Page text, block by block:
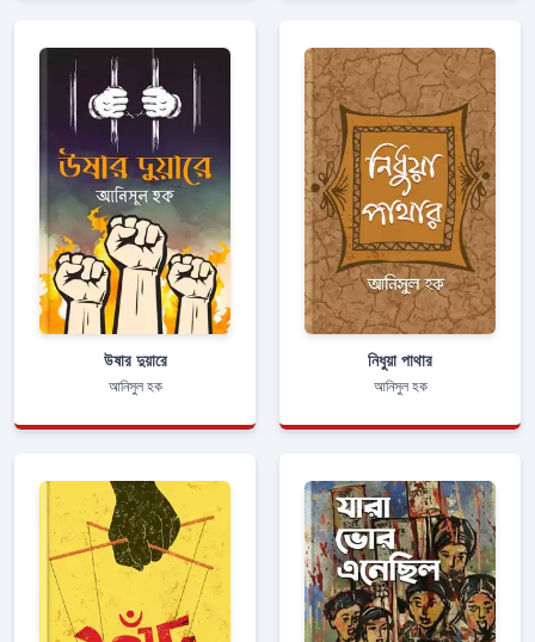
উষার দুয়ারে
আনিসুল হক
নিধুয়া পাথার
আনিসুল হক